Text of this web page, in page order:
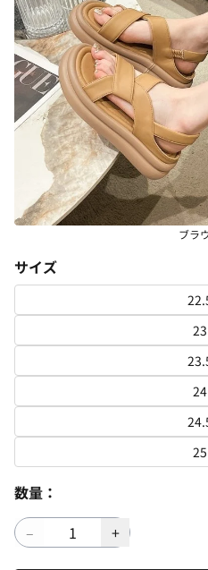
ブラ
サイズ
23
24
25
数量：